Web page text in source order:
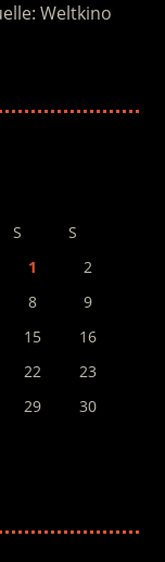
Weltkino
S
S
1
2
8
9
15
16
22
23
29
30